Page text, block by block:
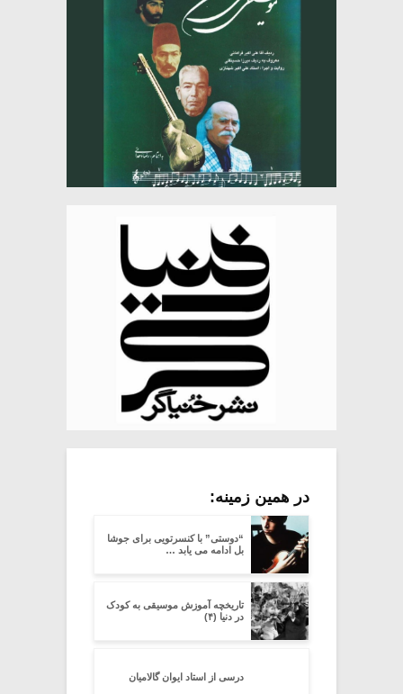
در همین زمینه:
“دوستی” با کنسرتویی برای جوشا
بل ادامه می یابد …
تاریخچه آموزش موسیقی به کودک
در دنیا (۴)
درسی از استاد ایوان گالامیان